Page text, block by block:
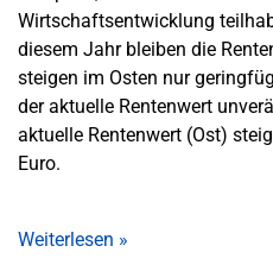
Wirtschaftsentwicklung
diesem Jahr bleiben die
steigen im Osten nur
der aktuelle Rentenwert
aktuelle Rentenwert (Ost)
Euro.
Weiterlesen »